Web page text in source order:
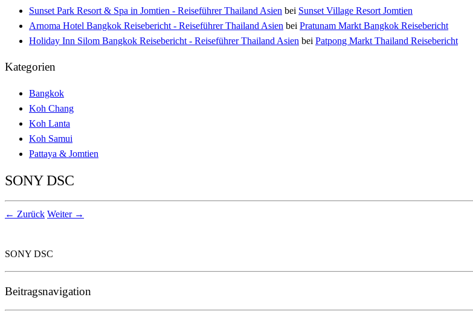
Sunset Park Resort & Spa in Jomtien - Reiseführer Thailand Asien bei Sunset Village Resort Jomtien
Arnoma Hotel Bangkok Reisebericht - Reiseführer Thailand Asien bei Pratunam Markt Bangkok Reisebericht
Holiday Inn Silom Bangkok Reisebericht - Reiseführer Thailand Asien bei Patpong Markt Thailand Reisebericht
Kategorien
Bangkok
Koh Chang
Koh Lanta
Koh Samui
Pattaya & Jomtien
SONY DSC
← Zurück Weiter →
SONY DSC
Beitragsnavigation